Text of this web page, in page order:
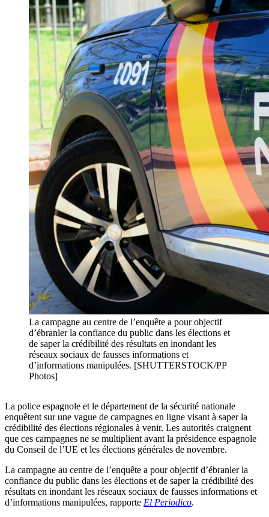
La campagne au centre de l’enquête a pour objectif
d’ébranler la confiance du public dans les élections et
de saper la crédibilité des résultats en inondant les
réseaux sociaux de fausses informations et
d’informations manipulées. [SHUTTERSTOCK/PP
Photos]
La police espagnole et le département de la sécurité nationale
enquêtent sur une vague de campagnes en ligne visant à saper la
crédibilité des élections régionales à venir. Les autorités craignent
que ces campagnes ne se multiplient avant la présidence espagnole
du Conseil de l’UE et les élections générales de novembre.
La campagne au centre de l’enquête a pour objectif d’ébranler la
confiance du public dans les élections et de saper la crédibilité des
résultats en inondant les réseaux sociaux de fausses informations et
d’informations manipulées, rapporte El Periodico.